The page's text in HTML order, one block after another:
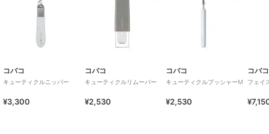
コバコ
キューティクルニッパー
¥3,300
コバコ
キューティクルリムーバー
¥2,530
コバコ
キューティクルプッシャーM
¥2,530
コバコ
フェイ